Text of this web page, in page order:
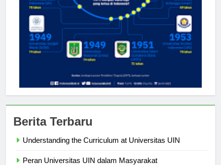
Berita Terbaru
Understanding the Curriculum at Universitas UIN
Peran Universitas UIN dalam Masyarakat